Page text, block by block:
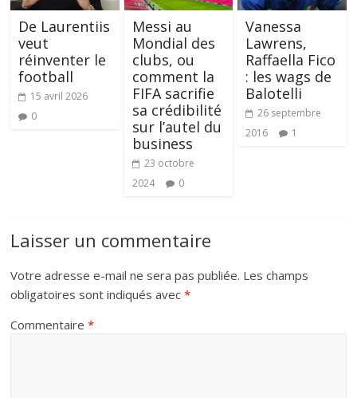
De Laurentiis
veut
réinventer le
football
15 avril 2026
0
Messi au
Mondial des
clubs, ou
comment la
FIFA sacrifie
sa crédibilité
sur l’autel du
business
23 octobre
2024
0
Vanessa
Lawrens,
Raffaella Fico
: les wags de
Balotelli
26 septembre
2016
1
Laisser un commentaire
Votre adresse e-mail ne sera pas publiée. Les champs
obligatoires sont indiqués avec*
Commentaire*